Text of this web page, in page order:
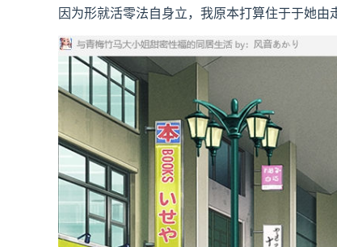
因为形就活零法自身立，我原本打算住于于她由